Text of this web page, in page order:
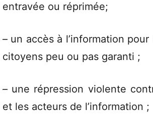
entravée ou réprimée;
– un accès à l’information pour
citoyens peu ou pas garanti ;
– une répression violente
et les acteurs de l’information ;